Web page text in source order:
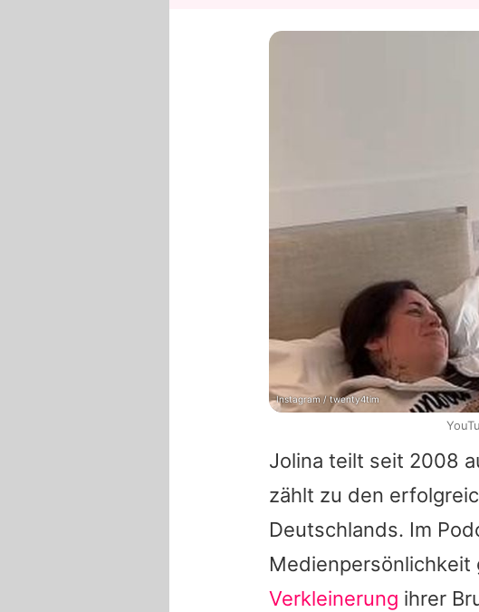
Jolina teilt seit 2008
zählt zu den
Deutschlands. Im
Medienpersönlichkeit
Verkleinerung ihrer
Instagram / twenty4tim